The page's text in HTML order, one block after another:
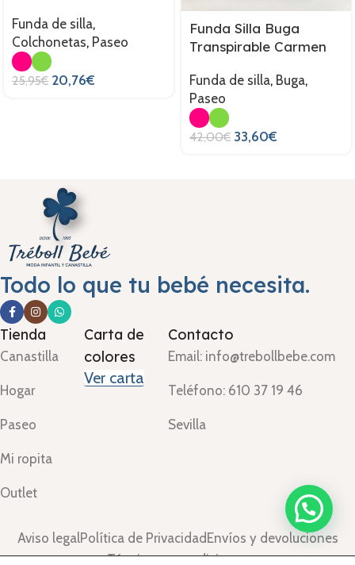
Funda de silla,
Colchonetas, Paseo
25,95€ 20,76€
Funda Silla Buga
Transpirable Carmen
Funda de silla, Buga,
Paseo
42,00€ 33,60€
Todo lo que tu bebé necesita.
Tienda
Canastilla
Hogar
Paseo
Mi ropita
Outlet
Carta de
colores
Ver carta
Contacto
Email: info@trebollbebe.com
Teléfono: 610 37 19 46
Sevilla
Aviso legalPolítica de Privacidad Envíos y devoluciones
Términos y condiciones